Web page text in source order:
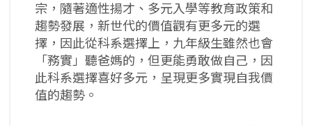
宗，隨著適性揚才、多元入學等教育政策和
趨勢發展，新世代的價值觀有更多元的選
擇，因此從科系選擇上，九年級生雖然也會
「務實」聽爸媽的，但更能勇敢做自己，因
此科系選擇喜好多元，呈現更多實現自我價
值的趨勢。